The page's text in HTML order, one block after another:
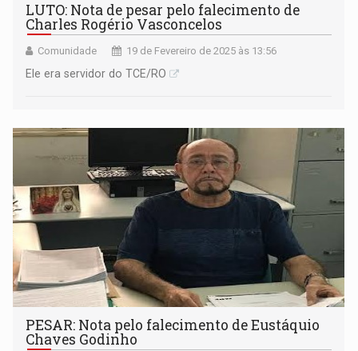
LUTO: Nota de pesar pelo falecimento de
Charles Rogério Vasconcelos
Comunidade 19 de Fevereiro de 2025 às 13:56
Ele era servidor do TCE/RO
PESAR: Nota pelo falecimento de Eustáquio
Chaves Godinho